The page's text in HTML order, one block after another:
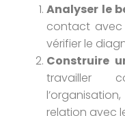
Analyser le
contact avec
vérifier le
Construire
travailler
relation avec